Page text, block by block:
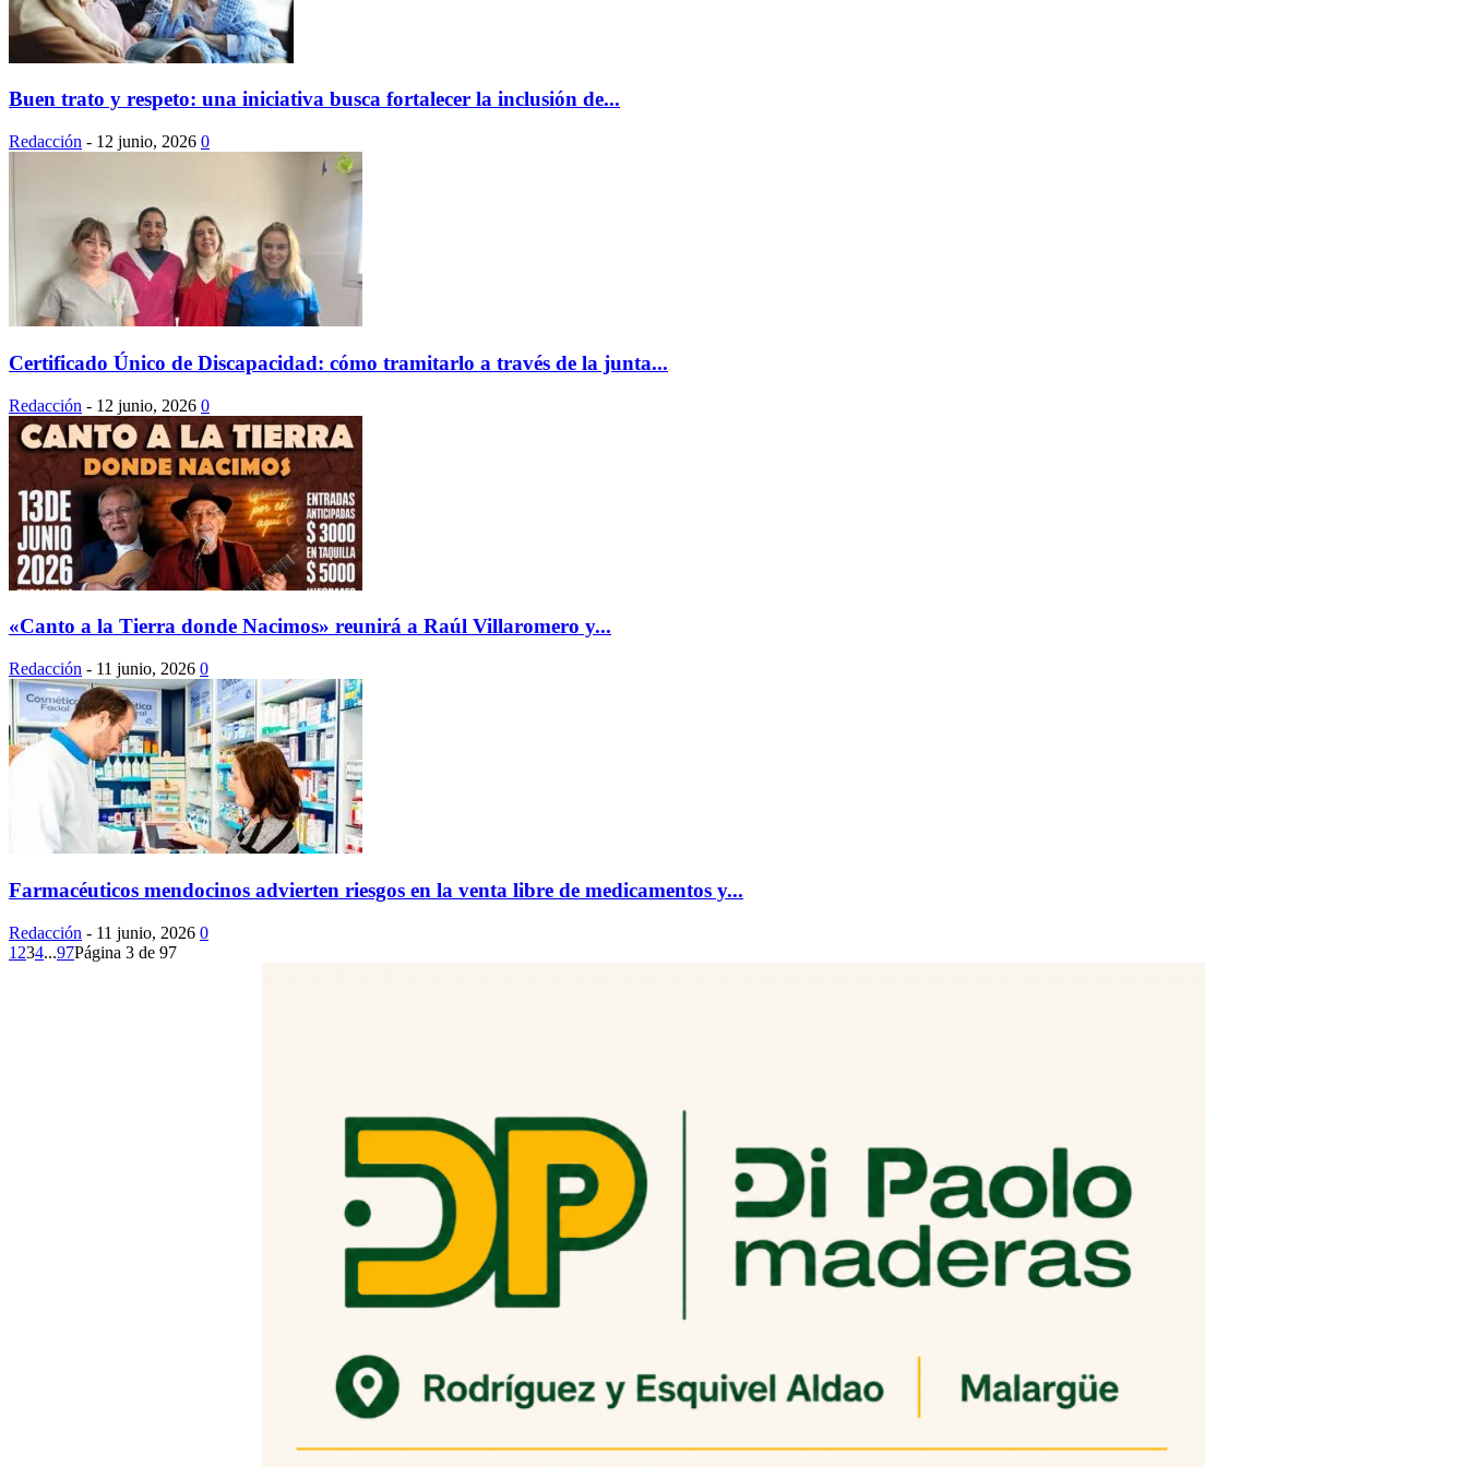
Buen trato y respeto: una iniciativa busca fortalecer la inclusión de...
Redacción - 12 junio, 2026 0
Certificado Único de Discapacidad: cómo tramitarlo a través de la junta...
Redacción - 12 junio, 2026 0
«Canto a la Tierra donde Nacimos» reunirá a Raúl Villaromero y...
Redacción - 11 junio, 2026 0
Farmacéuticos mendocinos advierten riesgos en la venta libre de medicamentos y...
Redacción - 11 junio, 2026 0
1 234...97Página 3 de 97